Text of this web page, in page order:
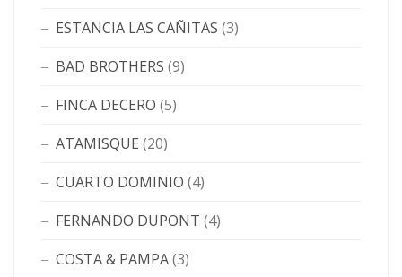
ESTANCIA LAS CAÑITAS (3)
BAD BROTHERS (9)
FINCA DECERO (5)
ATAMISQUE (20)
CUARTO DOMINIO (4)
FERNANDO DUPONT (4)
COSTA & PAMPA(3)